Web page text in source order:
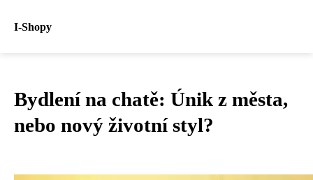
I-Shopy
Bydlení na chatě: Únik z města,
nebo nový životní styl?